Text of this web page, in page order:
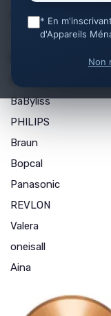
Autres produits et
Remington
BaByliss
PHILIPS
Braun
Bopcal
Panasonic
REVLON
Valera
oneisall
Aina
* En
d'Appareils
Non